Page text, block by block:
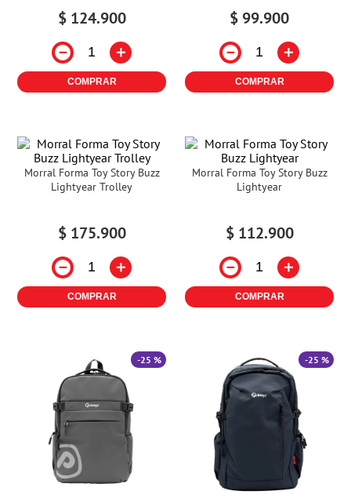
$ 124.900
－ ＋
COMPRAR
$ 99.900
－ ＋
COMPRAR
Morral Forma Toy Story Buzz
Lightyear Trolley
$ 175.900
－ ＋
COMPRAR
Morral Forma Toy Story Buzz
Lightyear
$ 112.900
－ ＋
COMPRAR
-25 % -25 %